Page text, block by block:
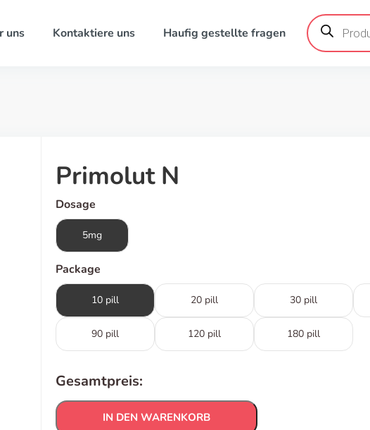
uns Kontaktiere uns Haufig gestellte fragen
Products
search
Primolut N
Dosage
5mg
Package
10 pill 20 pill 30 pill
90 pill 120 pill 180 pill
Gesamtpreis:
IN DEN WARENKORB